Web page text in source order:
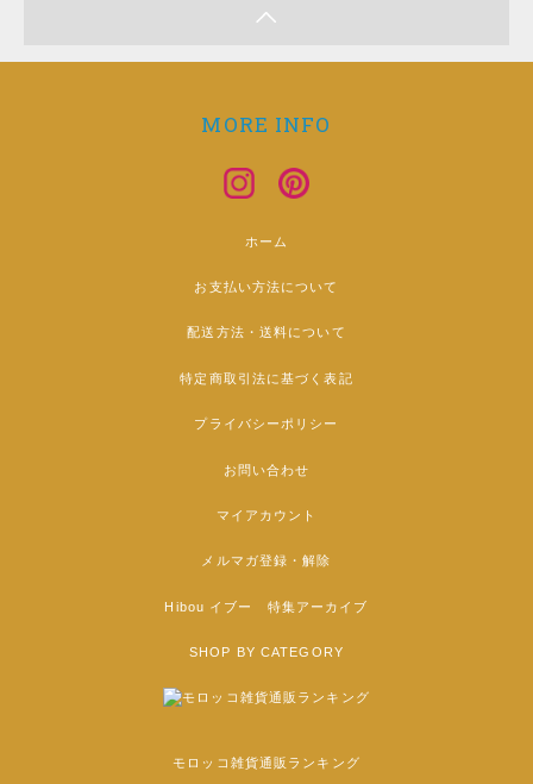
MORE INFO
ホーム
お支払い方法について
配送方法・送料について
特定商取引法に基づく表記
プライバシーポリシー
お問い合わせ
マイアカウント
メルマガ登録・解除
Hibou イブー 特集アーカイブ
SHOP BY CATEGORY
モロッコ雑貨通販ランキング